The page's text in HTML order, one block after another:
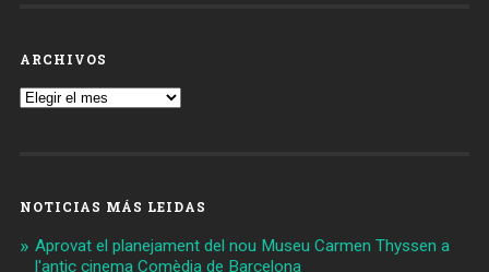
ARCHIVOS
Archivos
NOTICIAS MÁS LEIDAS
Aprovat el planejament del nou Museu Carmen Thyssen a
l'antic cinema Comèdia de Barcelona